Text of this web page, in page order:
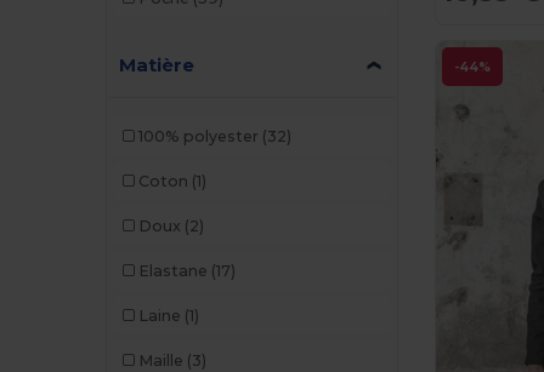
Malfini (29)
Napapijri (4)
Neoblu (13)
Neutral
NEW MORNING STUDIOS
Pen Duick
Premier
Matière
100% polyester (32)
Coton (1)
Doux (2)
Elastane (17)
Laine (1)
Maille (3)
-44%